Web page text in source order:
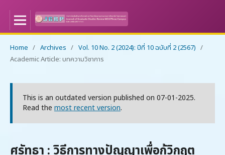
Home / Archives / Vol. 10 No. 2 (2024): ปีที่ 10 ฉบับที่ 2 (2567) /
Academic Article: บทความวิชาการ
This is an outdated version published on 07-01-2025.
Read the most recent version.
ศรัทธา : วิธีการทางปัญญาเพื่อกู้วิกฤต